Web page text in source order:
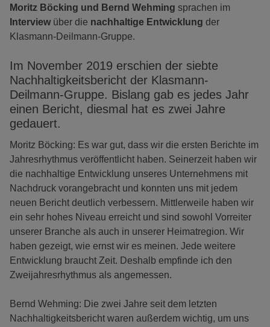
Moritz Böcking und Bernd Wehming sprachen im
Interviewüber die nachhaltige Entwicklung der
Klasmann-Deilmann-Gruppe.
Im November 2019 erschien der siebte
Nachhaltigkeitsbericht der Klasmann-
Deilmann-Gruppe. Bislang gab es jedes Jahr
einen Bericht, diesmal hat es zwei Jahre
gedauert.
Moritz Böcking: Es war gut, dass wir die ersten Berichte im
Jahresrhythmus veröffentlicht haben. Seinerzeit haben wir
die nachhaltige Entwicklung unseres Unternehmens mit
Nachdruck vorangebracht und konnten uns mit jedem
neuen Bericht deutlich verbessern. Mittlerweile haben wir
ein sehr hohes Niveau erreicht und sind sowohl Vorreiter
unserer Branche als auch in unserer Heimatregion. Wir
haben gezeigt, wie ernst wir es meinen. Jede weitere
Entwicklung braucht Zeit. Deshalb empfinde ich den
Zweijahresrhythmus als angemessen.
Bernd Wehming: Die zwei Jahre seit dem letzten
Nachhaltigkeitsbericht waren außerdem wichtig, um uns